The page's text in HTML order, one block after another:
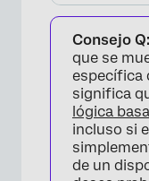
Consejo Q:
que se
específica
significa
lógica
incluso si
de un